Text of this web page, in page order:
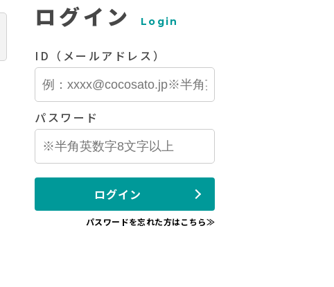
ログイン Login
ID（メールアドレス）
パスワード
ログイン
パスワードを忘れた方はこちら≫